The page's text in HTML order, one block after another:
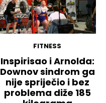
FITNESS
Inspirisao i Arnolda:
Downov sindrom ga
nije spriječio i bez
problema diže 185